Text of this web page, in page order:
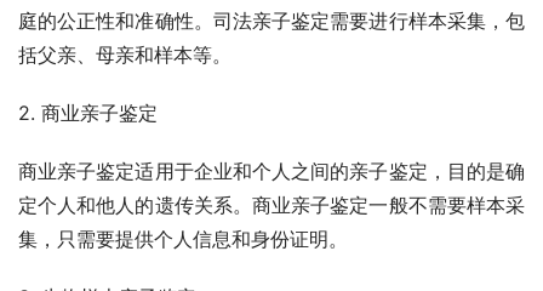
庭的公正性和准确性。司法亲子鉴定需要进行样本采集，包
括父亲、母亲和样本等。
2. 商业亲子鉴定
商业亲子鉴定适用于企业和个人之间的亲子鉴定，目的是确
定个人和他人的遗传关系。商业亲子鉴定一般不需要样本采
集，只需要提供个人信息和身份证明。